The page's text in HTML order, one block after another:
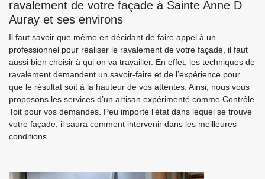
ravalement de votre façade à Sainte Anne D
Auray et ses environs
Il faut savoir que même en décidant de faire appel à un
professionnel pour réaliser le ravalement de votre façade, il faut
aussi bien choisir à qui on va travailler. En effet, les techniques de
ravalement demandent un savoir-faire et de l’expérience pour
que le résultat soit à la hauteur de vos attentes. Ainsi, nous vous
proposons les services d’un artisan expérimenté comme Contrôle
Toit pour vos demandes. Peu importe l’état dans lequel se trouve
votre façade, il saura comment intervenir dans les meilleures
conditions.